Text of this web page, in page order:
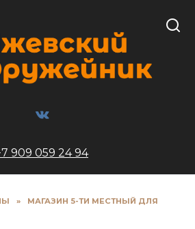
909 059 24 94
»
МАГАЗИН 5-ТИ МЕСТНЫЙ ДЛЯ